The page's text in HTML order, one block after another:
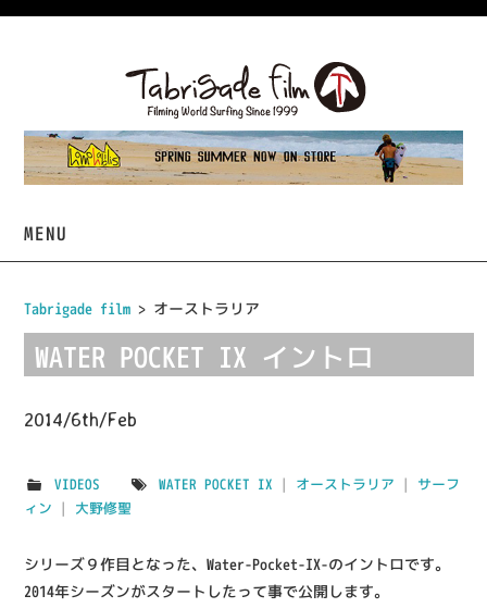
MENU
VIDEOS
IMPRESSION
SHOP
Tabrigade film > オーストラリア
WATER POCKET IX イントロ
2014/6th/Feb
VIDEOS WATER POCKET IX | オーストラリア | サーフ
ィン | 大野修聖
シリーズ９作目となった、Water-Pocket-IX-のイントロです。
2014年シーズンがスタートしたって事で公開します。